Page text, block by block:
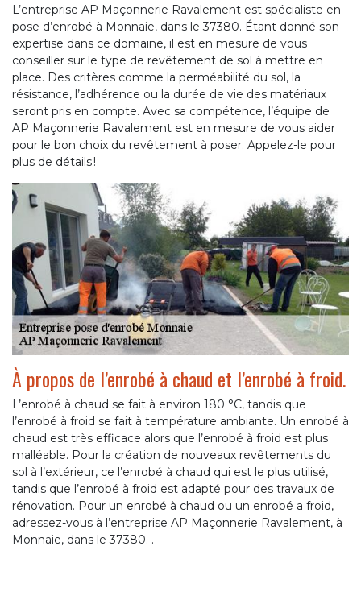
L’entreprise AP Maçonnerie Ravalement est spécialiste en
pose d’enrobé à Monnaie, dans le 37380. Étant donné son
expertise dans ce domaine, il est en mesure de vous
conseiller sur le type de revêtement de sol à mettre en
place. Des critères comme la perméabilité du sol, la
résistance, l’adhérence ou la durée de vie des matériaux
seront pris en compte. Avec sa compétence, l’équipe de
AP Maçonnerie Ravalement est en mesure de vous aider
pour le bon choix du revêtement à poser. Appelez-le pour
plus de détails !
À propos de l’enrobé à chaud et l’enrobé à froid.
L’enrobé à chaud se fait à environ 180 °C, tandis que
l’enrobé à froid se fait à température ambiante. Un enrobé à
chaud est très efficace alors que l’enrobé à froid est plus
malléable. Pour la création de nouveaux revêtements du
sol à l’extérieur, ce l’enrobé à chaud qui est le plus utilisé,
tandis que l’enrobé à froid est adapté pour des travaux de
rénovation. Pour un enrobé à chaud ou un enrobé a froid,
adressez-vous à l’entreprise AP Maçonnerie Ravalement, à
Monnaie, dans le 37380. .